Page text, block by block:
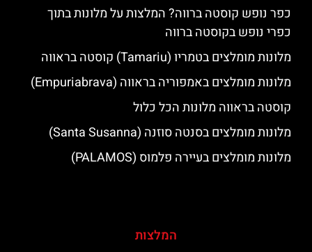
כפר נופש קוסטה ברווה? המלצות על מלונות בתוך
כפרי נופש בקוסטה ברווה
מלונות מומלצים בטמריו (Tamariu) קוסטה בראווה
מלונות מומלצים באמפוריה בראווה (Empuriabrava)
קוסטה בראווה מלונות הכל כלול
מלונות מומלצים בסנטה סוזנה (Santa Susanna)
מלונות מומלצים בעיירה פלמוס (PALAMOS)
המלצות